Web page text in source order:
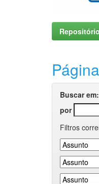
Buscar em:
por
Filtros